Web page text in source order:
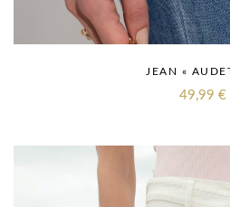
JEAN «
49,99 €